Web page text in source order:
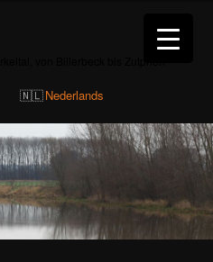
Nederlands